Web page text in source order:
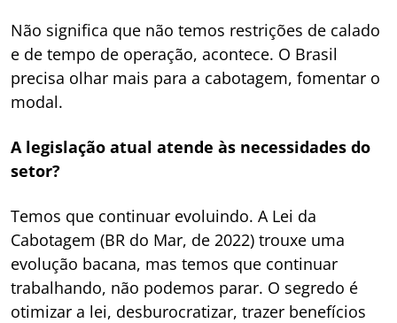
Não significa que não temos restrições de calado
e de tempo de operação, acontece. O Brasil
precisa olhar mais para a cabotagem, fomentar o
modal.
A legislação atual atende às necessidades do
setor?
Temos que continuar evoluindo. A Lei da
Cabotagem (BR do Mar, de 2022) trouxe uma
evolução bacana, mas temos que continuar
trabalhando, não podemos parar. O segredo é
otimizar a lei, desburocratizar, trazer benefícios